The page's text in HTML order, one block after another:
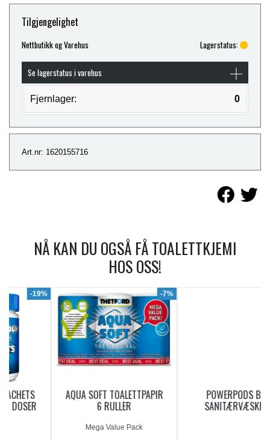
Tilgjengelighet
Nettbutikk og Varehus Lagerstatus:
Se lagerstatus i varehus
Fjernlager: 0
Art.nr: 1620155716
NÅ KAN DU OGSÅ FÅ TOALETTKJEMI
HOS OSS!
-7%
AQUA SOFT TOALETTPAPIR
Mega Value Pack
POWERPODS BLUE
SANITÆRVÆSKE 20